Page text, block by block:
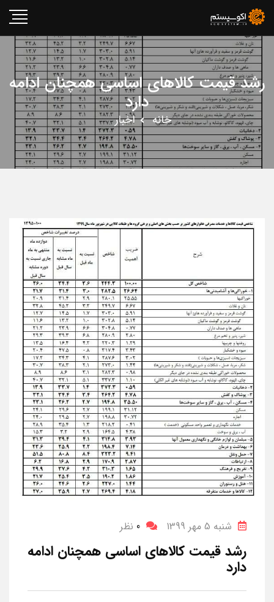
رشد قیمت کالاهای اساسی همچنان ادامه
دارد
خانه اخبار
شنبه 5 مهر 1399 0 نظر
رشد قیمت کالاهای اساسی همچنان ادامه
دارد